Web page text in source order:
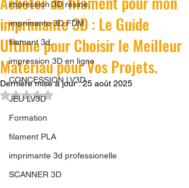
impression 3D résine.
imprimante 3D FDM
filament 3d,
impression 3D en ligne
CONCESSION LV3D
JEU LV3D
Formation
filament PLA
imprimante 3d professionelle
SCANNER 3D
imprimante 3D : Le Guide
Ultime pour Choisir le Meilleur
Matériau pour Vos Projets.
Dernière mise à jour :25 août 2025
Noté NaN étoiles sur 5.